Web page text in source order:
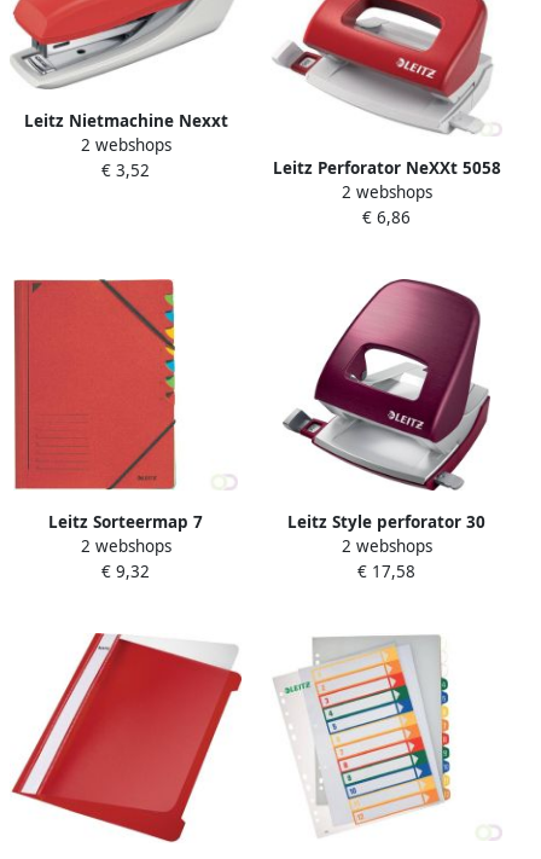
Leitz Nietmachine Nexxt
Recycle mini 10 vel rood
2 webshops
€ 3,52
Leitz Perforator NeXXt 5058
2-gaats 10vel rood
2 webshops
€ 6,86
Leitz Sorteermap 7
tabbladen karton rood
2 webshops
€ 9,32
Leitz Style perforator 30
blad rood
2 webshops
€ 17,58